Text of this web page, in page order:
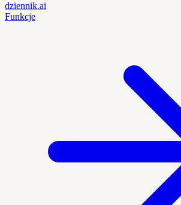
dziennik.ai
Funkcje